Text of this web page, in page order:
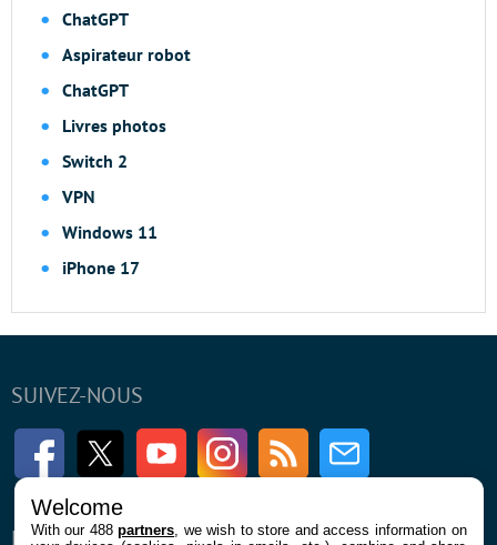
ChatGPT
Aspirateur robot
ChatGPT
Livres photos
Switch 2
VPN
Windows 11
iPhone 17
SUIVEZ-NOUS
FacebookTwitter Youtube InstagramRSS Newsletter
ENTREPRISE À PROPOS
Welcome
With our 488partners , we wish to store and access information on